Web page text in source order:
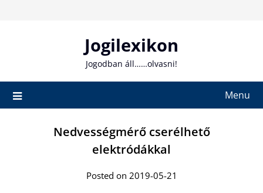
Jogilexikon
Jogodban áll……olvasni!
Menu
Nedvességmérő cserélhető
elektródákkal
Posted on 2019-05-21